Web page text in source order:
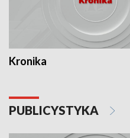
Kronika
PUBLICYSTYKA